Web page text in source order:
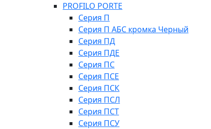
PROFILO PORTE
Серия П
Серия П АБС кромка Черный
Серия ПД
Серия ПДЕ
Серия ПС
Серия ПСЕ
Серия ПСК
Серия ПСЛ
Серия ПСТ
Серия ПСУ